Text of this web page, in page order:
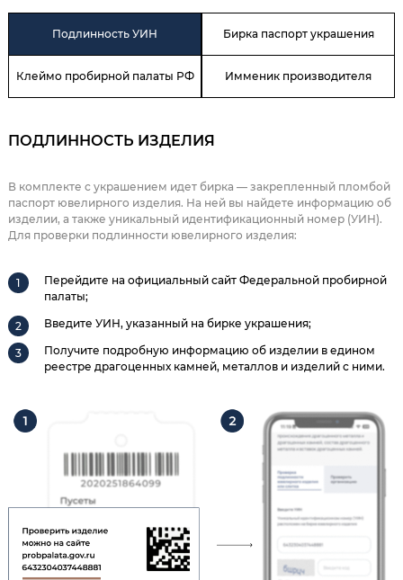
Подлинность УИН Бирка паспорт украшения
Клеймо пробирной палаты РФ Имменик производителя
ПОДЛИННОСТЬ ИЗДЕЛИЯ
В комплекте с украшением идет бирка — закрепленный пломбой
паспорт ювелирного изделия. На ней вы найдете информацию об
изделии, а также уникальный идентификационный номер (УИН).
Для проверки подлинности ювелирного изделия:
Перейдите на официальный сайт Федеральной пробирной
палаты;
Введите УИН, указанный на бирке украшения;
Получите подробную информацию об изделии в едином
реестре драгоценных камней, металлов и изделий с ними.